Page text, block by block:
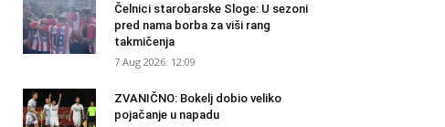
Čelnici starobarske Sloge: U sezoni
pred nama borba za viši rang
takmičenja
7 Aug 2026. 12:09
ZVANIČNO: Bokelj dobio veliko
pojačanje u napadu